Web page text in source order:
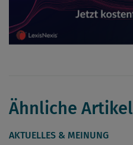
Ähnliche Artikel
AKTUELLES & MEINUNG